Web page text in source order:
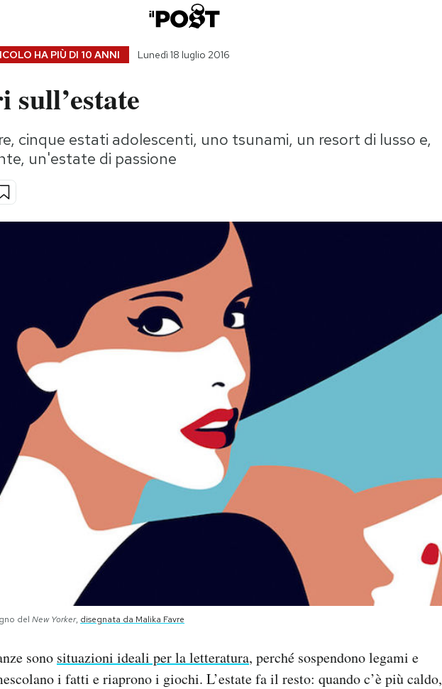
HA PIÙ DI 10 ANNI Lunedì 18 luglio 2016
sull’estate
cinque estati adolescenti, uno tsunami, un resort di lusso e,
un'estate di passione
del New Yorker, disegnata da Malika Favre
sono situazioni ideali per la letteratura, perché sospendono legami e
i fatti e riaprono i giochi. L’estate fa il resto: quando c’è più caldo,